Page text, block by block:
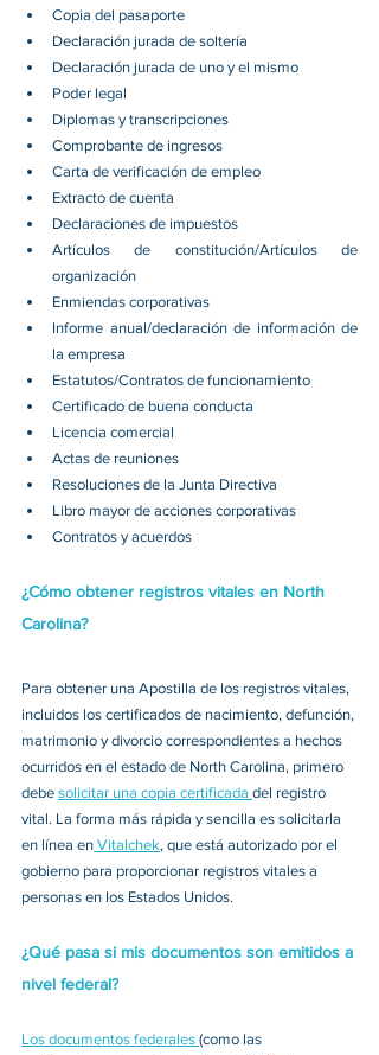
Copia del pasaporte
Declaración jurada de soltería
Declaración jurada de uno y el mismo
Poder legal
Diplomas y transcripciones
Comprobante de ingresos
Carta de verificación de empleo
Extracto de cuenta
Declaraciones de impuestos
Artículos de constitución/Artículos de
organización
Enmiendas corporativas
Informe anual/declaración de información de
la empresa
Estatutos/Contratos de funcionamiento
Certificado de buena conducta
Licencia comercial
Actas de reuniones
Resoluciones de la Junta Directiva
Libro mayor de acciones corporativas
Contratos y acuerdos
¿Cómo obtener registros vitales en North
Carolina?
Para obtener una Apostilla de los registros vitales,
incluidos los certificados de nacimiento, defunción,
matrimonio y divorcio correspondientes a hechos
ocurridos en el estado de North Carolina, primero
debe solicitar una copia certificada del registro
vital. La forma más rápida y sencilla es solicitarla
en línea en Vitalchek, que está autorizado por el
gobierno para proporcionar registros vitales a
personas en los Estados Unidos.
¿Qué pasa si mis documentos son emitidos a
nivel federal?
Los documentos federales (como las